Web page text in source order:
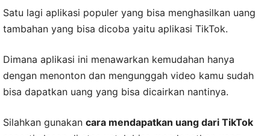
Satu lagi aplikasi populer yang bisa menghasilkan uang
tambahan yang bisa dicoba yaitu aplikasi TikTok.
Dimana aplikasi ini menawarkan kemudahan hanya
dengan menonton dan mengunggah video kamu sudah
bisa dapatkan uang yang bisa dicairkan nantinya.
Silahkan gunakan cara mendapatkan uang dari TikTok